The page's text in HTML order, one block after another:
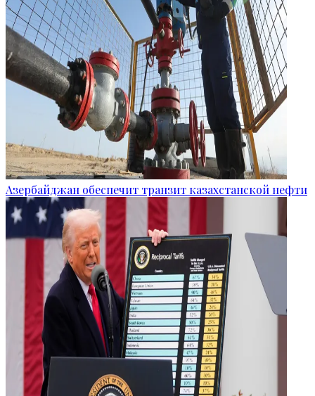
Азербайджан обеспечит транзит казахстанской нефти